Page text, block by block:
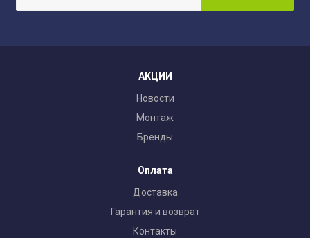
АКЦИИ
Новости
Монтаж
Бренды
Оплата
Доставка
Гарантия и возврат
Контакты